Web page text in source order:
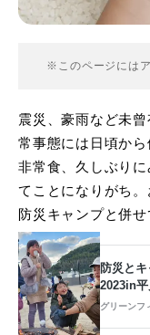
※このページには
震災、豪雨など未
常事態には日頃か
非常食、久しぶり
てことになりがち。
防災キャンプと併
防災と
2023in平
グリーンフ